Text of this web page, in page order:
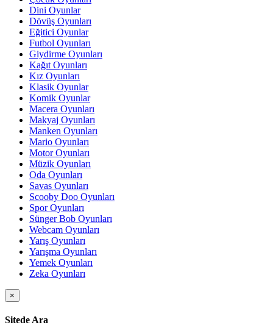
Dini Oyunlar
Dövüş Oyunları
Eğitici Oyunlar
Futbol Oyunları
Giydirme Oyunları
Kağıt Oyunları
Kız Oyunları
Klasik Oyunlar
Komik Oyunlar
Macera Oyunları
Makyaj Oyunları
Manken Oyunları
Mario Oyunları
Motor Oyunları
Müzik Oyunları
Oda Oyunları
Savas Oyunları
Scooby Doo Oyunları
Spor Oyunları
Sünger Bob Oyunları
Webcam Oyunları
Yarış Oyunları
Yarışma Oyunları
Yemek Oyunları
Zeka Oyunları
×
Sitede Ara